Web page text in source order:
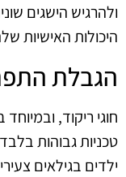
ולהרגיש הישגים
היכולות האישיות
הגבלת
חוגי ריקוד,
טכניות גבוהות
ילדים בגילאים